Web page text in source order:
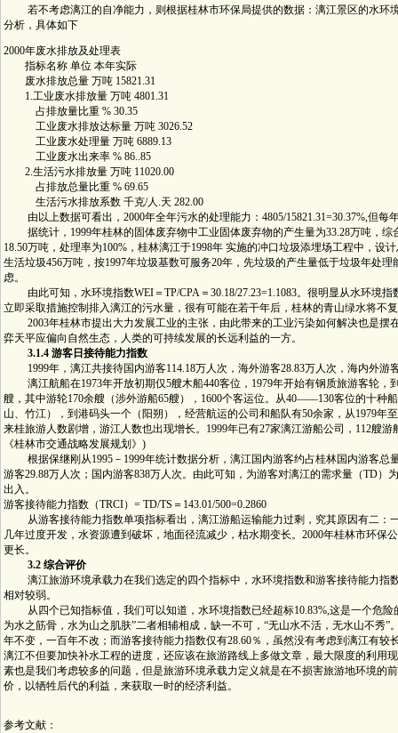
若不考虑漓江的自净能力，则根据桂林市环保局提供的数据：漓江景区的水环
分析，具体如下
2000年废水排放及处理表
指标名称 单位 本年实际
废水排放总量 万吨 15821.31
1.工业废水排放量 万吨 4801.31
占排放量比重 % 30.35
工业废水排放达标量 万吨 3026.52
工业废水处理量 万吨 6889.13
工业废水出来率 % 86..85
2.生活污水排放量 万吨 11020.00
占排放总量比重 % 69.65
生活污水排放系数 千克/人.天 282.00
由以上数据可看出，2000年全年污水的处理能力：4805/15821.31=30.37%,但每
据统计，1999年桂林的固体废弃物中工业固体废弃物的产生量为33.28万吨，综
18.50万吨，处理率为100%，桂林漓江于1998年 实施的冲口垃圾添埋场工程中，设
生活垃圾456万吨，按1997年垃圾基数可服务20年，先垃圾的产生量低于垃圾年处
虑。
由此可知，水环境指数WEI＝TP/CPA＝30.18/27.23=1.1083。很明显从水环境指
立即采取措施控制排入漓江的污水量，很有可能在若干年后，桂林的青山绿水将不
2003年桂林市提出大力发展工业的主张，由此带来的工业污染如何解决也是摆
弈天平应偏向自然生态，人类的可持续发展的长远利益的一方。
3.1.4 游客日接待能力指数
1999年，漓江共接待国内游客114.18万人次，海外游客28.83万人次，海内外游
漓江航船在1973年开放初期仅5艘木船440客位，1979年开始有钢质旅游客轮，
艘，其中游轮170余艘（涉外游船65艘），1600个客运位。从40——130客位的十
山、竹江），到港码头一个（阳朔），经营航运的公司和船队有50余家，从1979年
来桂旅游人数剧增，游江人数也出现增长。1999年已有27家漓江游船公司，112艘
《桂林市交通战略发展规划》)
根据保继刚从1995－1999年统计数据分析，漓江国内游客约占桂林国内游客总
游客29.88万人次；国内游客838万人次。由此可知，为游客对漓江的需求量（TD）
出入。
游客接待能力指数（TRCI）= TD/TS＝143.01/500=0.2860
从游客接待能力指数单项指标看出，漓江游船运输能力过剩，究其原因有二：
几年过度开发，水资源遭到破坏，地面径流减少，枯水期变长。2000年桂林市环保
更长。
3.2 综合评价
漓江旅游环境承载力在我们选定的四个指标中，水环境指数和游客接待能力指
相对较弱。
从四个已知指标值，我们可以知道，水环境指数已经超标10.83%,这是一个危险
为水之筋骨，水为山之肌肤”二者相辅相成，缺一不可，“无山水不活，无水山不秀
年不变，一百年不改；而游客接待能力指数仅有28.60％，虽然没有考虑到漓江有
漓江不但要加快补水工程的进度，还应该在旅游路线上多做文章，最大限度的利用
素也是我们考虑较多的问题，但是旅游环境承载力定义就是在不损害旅游地环境的
价，以牺牲后代的利益，来获取一时的经济利益。
参考文献：